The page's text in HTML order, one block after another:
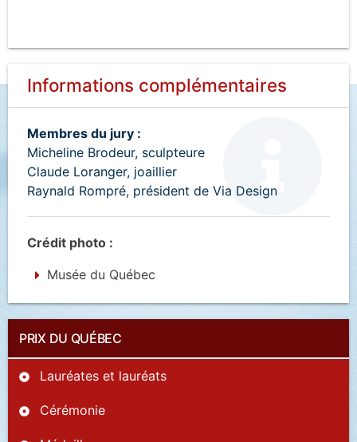
PRIX DU QUÉBEC
Lauréates et lauréats
Cérémonie
Informations complémentaires
Membres du jury :
Micheline Brodeur, sculpteure
Claude Loranger, joaillier
Raynald Rompré, président de Via Design
Crédit photo :
Musée du Québec